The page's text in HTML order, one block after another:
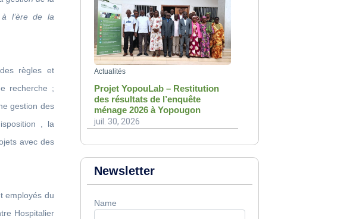
l’ère de la
règles et
recherche ;
gestion des
, la
avec des
employés du
Hospitalier
Actualités
Projet YopouLab – Restitution
des résultats de l’enquête
ménage 2026 à Yopougon
juil. 30, 2026
Newsletter
Name